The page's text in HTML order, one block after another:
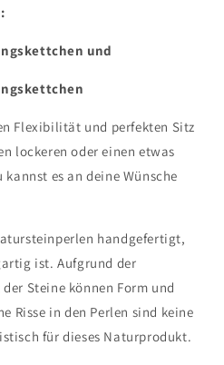
und
Flexibilität und perfekten Sitz
lockeren oder einen etwas
es an deine Wünsche
handgefertigt,
ist. Aufgrund der
Steine können Form und
Risse in den Perlen sind keine
für dieses Naturprodukt.